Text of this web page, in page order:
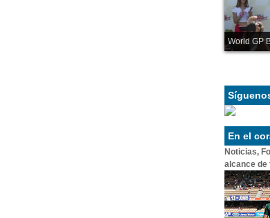
World GP
En el
Noticias,
alcance